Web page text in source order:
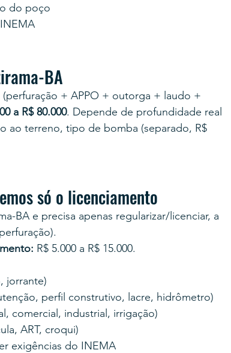
do poço
BA
+ APPO + outorga + laudo +
a R$ 80.000. Depende de profundidade real
ao terreno, tipo de bomba (separado, R$
só o licenciamento
BA e precisa apenas regularizar/licenciar, a
R$ 5.000 a R$ 15.000.
jorrante)
perfil construtivo, lacre, hidrômetro)
comercial, industrial, irrigação)
ART, croqui)
exigências do INEMA